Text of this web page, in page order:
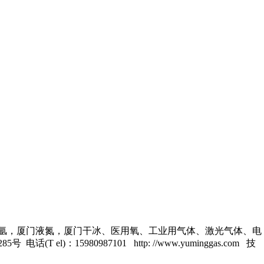
， 厦门液氮 ，厦门干冰、医用氧、工业用气体、激光气体、电
电话(T el)：15980987101 http: //www.yuminggas.com 技